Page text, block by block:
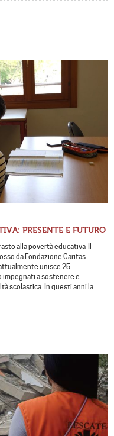
PRESENTE E FUTURO
alla povertà educativa Il
da Fondazione Caritas
unisce 25
impegnati a sostenere e
scolastica. In questi anni la